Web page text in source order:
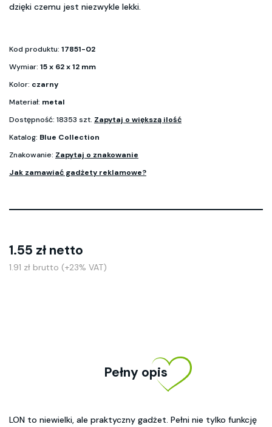
dzięki czemu jest niezwykle lekki.
Kod produktu: 17851-02
Wymiar: 15 x 62 x 12 mm
Kolor: czarny
Materiał: metal
Dostępność: 18353 szt. Zapytaj o większą ilość
Katalog: Blue Collection
Znakowanie: Zapytaj o znakowanie
Jak zamawiać gadżety reklamowe?
1.55 zł netto
1.91 zł brutto (+23% VAT)
Pełny opis
LON to niewielki, ale praktyczny gadżet. Pełni nie tylko funkcję